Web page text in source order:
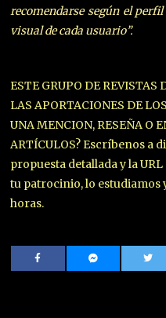
recomendarse según el perfil
visual de cada usuario”.
ESTE GRUPO DE
LAS APORTACIONES DE
UNA MENCION, RESEÑA O
ARTÍCULOS? Escríbenos a
propuesta detallada y la
tu patrocinio, lo estudiamos
horas.